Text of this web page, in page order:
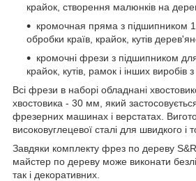
крайок, створення малюнків на
кромочная пряма з підшипником
обробки країв, крайок, кутів
кромочні фрези з підшипником
крайок, кутів, рамок і інших виробів
Всі фрези в наборі обладнані
хвостовика - 30 мм, який
фрезерних машинах і верстатах.
високовуглецевої сталі для швидкого і
Завдяки комплекту фрез по дереву
майстер по дереву може виконати
так і декоративних.